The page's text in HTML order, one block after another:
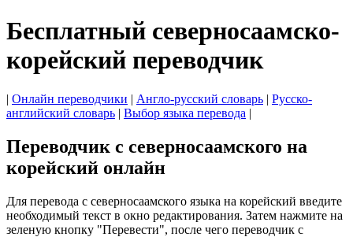
Бесплатный северносаамско-
корейский переводчик
| Онлайн переводчики | Англо-русский словарь | Русско-
английский словарь | Выбор языка перевода |
Переводчик с северносаамского на
корейский онлайн
Для перевода с северносаамского языка на корейский введите
необходимый текст в окно редактирования. Затем нажмите на
зеленую кнопку "Перевести", после чего переводчик с